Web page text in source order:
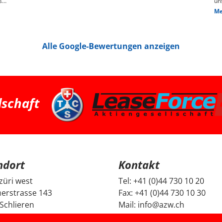
Alle Google-Bewertungen anzeigen
west
143
Kontakt
Tel: +41 (0)44 730 10 20
Fax: +41 (0)44 730 10 30
Mail: info@azw.ch